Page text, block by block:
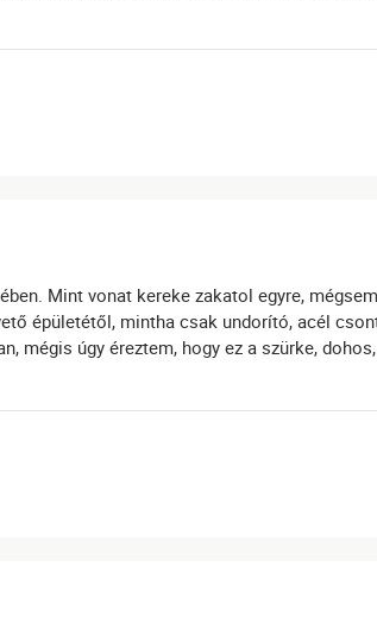
Mint vonat kereke zakatol egyre,
épületétől, mintha csak undorító, acél
mégis úgy éreztem, hogy ez a szürke,